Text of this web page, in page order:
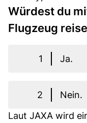
Würdest du
Flugzeug
1 Ja.
2
Nein.
Laut JAXA wird